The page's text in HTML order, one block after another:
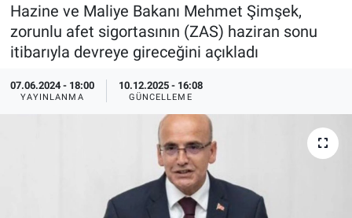
Hazine ve Maliye Bakanı Mehmet Şimşek,
zorunlu afet sigortasının (ZAS) haziran sonu
itibarıyla devreye gireceğini açıkladı
07.06.2024 - 18:00
YAYINLANMA
10.12.2025 - 16:08
GÜNCELLEME
EndüstriST
Enerjisini Üreten Fabrikalar
Endüstri 4.0 Uygulamaları
Ağır Sanayi Çözümleri